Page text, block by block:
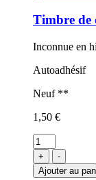
Timbre de
Inconnue en
Autoadhésif
Neuf **
1,50 €
+
-
Ajouter au